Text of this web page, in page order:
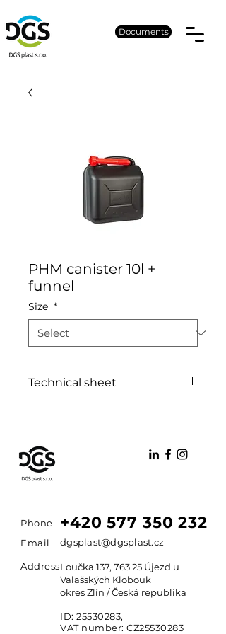
Documents
PHM canister 10l +
funnel
Size *
Technical sheet
Phone +420 577 350 232
Email dgsplast@dgsplast.cz
AddressLoučka 137, 763 25 Újezd u
Valašských Klobouk
okres Zlín / Česká republika
ID:25530283,
VAT number: CZ25530283